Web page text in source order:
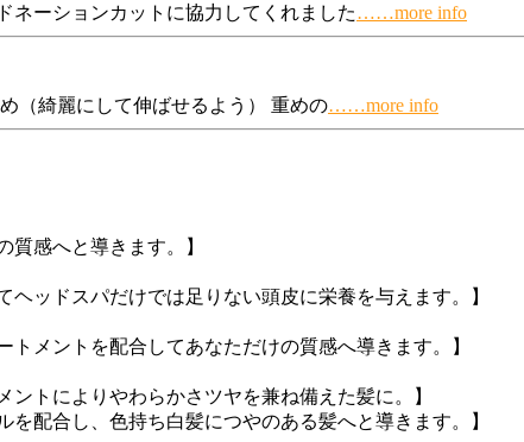
ネーションカットに協力してくれました……more info
綺麗にして伸ばせるよう） 重めの……more info
質感へと導きます。】
ッドスパだけでは足りない頭皮に栄養を与えます。】
トメントを配合してあなただけの質感へ導きます。】
トによりやわらかさツヤを兼ね備えた髪に。】
配合し、色持ち白髪につやのある髪へと導きます。】